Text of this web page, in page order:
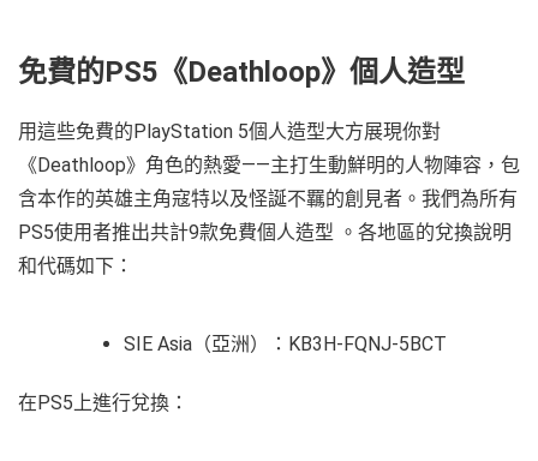
免費的PS5《Deathloop》個人造型
用這些免費的PlayStation 5個人造型大方展現你對
《Deathloop》角色的熱愛——主打生動鮮明的人物陣容，包
含本作的英雄主角寇特以及怪誕不羈的創見者。我們為所有
PS5使用者推出共計9款免費個人造型 。各地區的兌換說明
和代碼如下：
SIE Asia（亞洲）：KB3H-FQNJ-5BCT
在PS5上進行兌換：